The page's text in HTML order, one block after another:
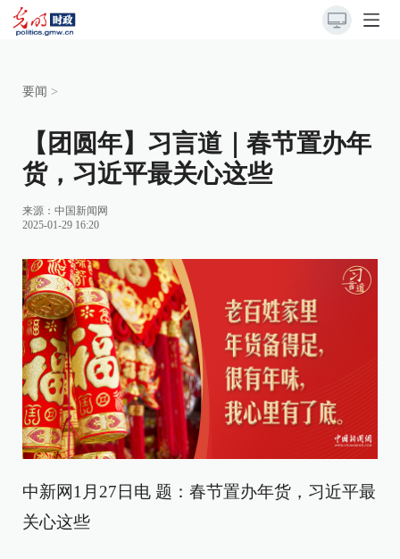
要闻 >
【团圆年】习言道｜春节置办年
货，习近平最关心这些
来源： 中国新闻网
2025-01-29 16:20
中新网1月27日电 题：春节置办年货，习近平最
关心这些